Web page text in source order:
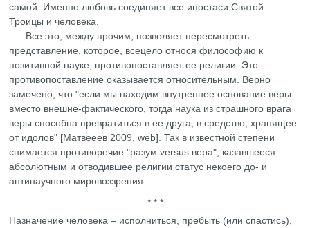
самой. Именно любовь соединяет все ипостаси Святой
Троицы и человека.
Все это, между прочим, позволяет пересмотреть
представление, которое, всецело относя философию к
позитивной науке, противопоставляет ее религии. Это
противопоставление оказывается относительным. Верно
замечено, что "если мы находим внутреннее основание веры
вместо внешне-фактического, тогда наука из страшного врага
веры способна превратиться в ее друга, в средство, хранящее
от идолов" [Матвееев 2009, web]. Так в известной степени
снимается противоречие "разум versus вера", казавшееся
абсолютным и отводившее религии статус некоего до- и
антинаучного мировоззрения.
* * *
Назначение человека – исполниться, пребыть (или спастись),